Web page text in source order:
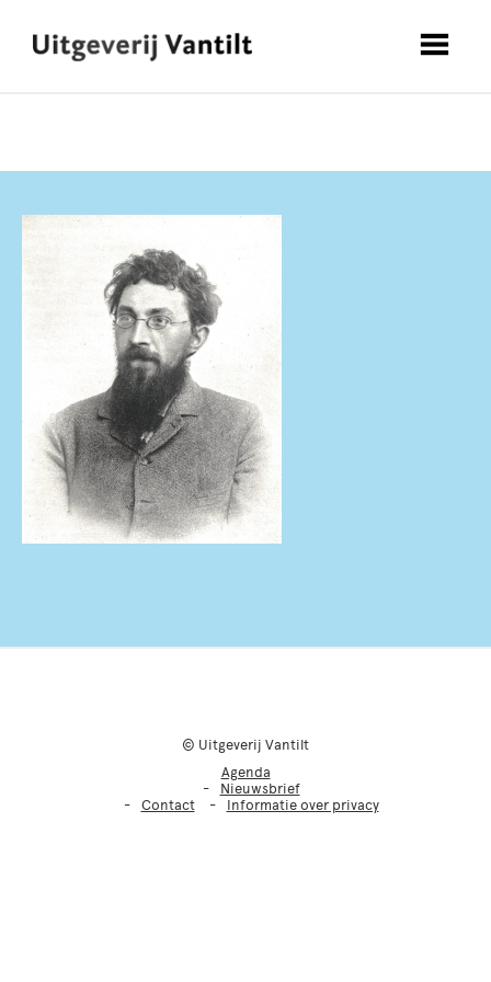
© Uitgeverij Vantilt
Agenda
Nieuwsbrief
Contact
Informatie over privacy